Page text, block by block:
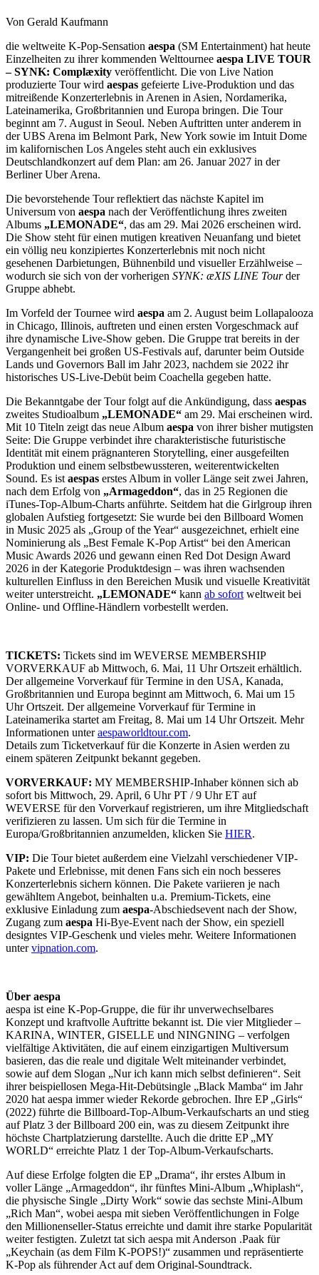
Von Gerald Kaufmann
die weltweite K-Pop-Sensation aespa (SM Entertainment) hat heute
Einzelheiten zu ihrer kommenden Welttournee aespa LIVE TOUR
– SYNK: Complæxity veröffentlicht. Die von Live Nation
produzierte Tour wird aespas gefeierte Live-Produktion und das
mitreißende Konzerterlebnis in Arenen in Asien, Nordamerika,
Lateinamerika, Großbritannien und Europa bringen. Die Tour
beginnt am 7. August in Seoul. Neben Auftritten unter anderem in
der UBS Arena im Belmont Park, New York sowie im Intuit Dome
im kalifornischen Los Angeles steht auch ein exklusives
Deutschlandkonzert auf dem Plan: am 26. Januar 2027 in der
Berliner Uber Arena.
Die bevorstehende Tour reflektiert das nächste Kapitel im
Universum von aespa nach der Veröffentlichung ihres zweiten
Albums „LEMONADE“, das am 29. Mai 2026 erscheinen wird.
Die Show steht für einen mutigen kreativen Neuanfang und bietet
ein völlig neu konzipiertes Konzerterlebnis mit noch nicht
gesehenen Darbietungen, Bühnenbild und visueller Erzählweise –
wodurch sie sich von der vorherigen SYNK: æXIS LINE Tourder
Gruppe abhebt.
Im Vorfeld der Tournee wird aespa am 2. August beim Lollapalooza
in Chicago, Illinois, auftreten und einen ersten Vorgeschmack auf
ihre dynamische Live-Show geben. Die Gruppe trat bereits in der
Vergangenheit bei großen US-Festivals auf, darunter beim Outside
Lands und Governors Ball im Jahr 2023, nachdem sie 2022 ihr
historisches US-Live-Debüt beim Coachella gegeben hatte.
Die Bekanntgabe der Tour folgt auf die Ankündigung, dass aespas
zweites Studioalbum „LEMONADE“ am 29. Mai erscheinen wird.
Mit 10 Titeln zeigt das neue Album aespa von ihrer bisher mutigsten
Seite: Die Gruppe verbindet ihre charakteristische futuristische
Identität mit einem prägnanteren Storytelling, einer ausgefeilten
Produktion und einem selbstbewussteren, weiterentwickelten
Sound. Es ist aespas erstes Album in voller Länge seit zwei Jahren,
nach dem Erfolg von „Armageddon“, das in 25 Regionen die
iTunes-Top-Album-Charts anführte. Seitdem hat die Girlgroup ihren
globalen Aufstieg fortgesetzt: Sie wurde bei den Billboard Women
in Music 2025 als „Group of the Year“ ausgezeichnet, erhielt eine
Nominierung als „Best Female K-Pop Artist“ bei den American
Music Awards 2026 und gewann einen Red Dot Design Award
2026 in der Kategorie Produktdesign – was ihren wachsenden
kulturellen Einfluss in den Bereichen Musik und visuelle Kreativität
weiter unterstreicht. „LEMONADE“ kann ab sofort weltweit bei
Online- und Offline-Händlern vorbestellt werden.
TICKETS: Tickets sind im WEVERSE MEMBERSHIP
VORVERKAUF ab Mittwoch, 6. Mai, 11 Uhr Ortszeit erhältlich.
Der allgemeine Vorverkauf für Termine in den USA, Kanada,
Großbritannien und Europa beginnt am Mittwoch, 6. Mai um 15
Uhr Ortszeit. Der allgemeine Vorverkauf für Termine in
Lateinamerika startet am Freitag, 8. Mai um 14 Uhr Ortszeit. Mehr
Informationen unteraespaworldtour.com.
Details zum Ticketverkauf für die Konzerte in Asien werden zu
einem späteren Zeitpunkt bekannt gegeben.
VORVERKAUF: MY MEMBERSHIP-Inhaber können sich ab
sofort bis Mittwoch, 29. April, 6 Uhr PT / 9 Uhr ET auf
WEVERSE für den Vorverkauf registrieren, um ihre Mitgliedschaft
verifizieren zu lassen. Um sich für die Termine in
Europa/Großbritannien anzumelden, klicken Sie HIER.
VIP: Die Tour bietet außerdem eine Vielzahl verschiedener VIP-
Pakete und Erlebnisse, mit denen Fans sich ein noch besseres
Konzerterlebnis sichern können. Die Pakete variieren je nach
gewähltem Angebot, beinhalten u.a. Premium-Tickets, eine
exklusive Einladung zum aespa-Abschiedsevent nach der Show,
Zugang zum aespa Hi-Bye-Event nach der Show, ein speziell
designtes VIP-Geschenk und vieles mehr. Weitere Informationen
untervipnation.com.
Über aespa
aespa ist eine K-Pop-Gruppe, die für ihr unverwechselbares
Konzept und kraftvolle Auftritte bekannt ist. Die vier Mitglieder –
KARINA, WINTER, GISELLE und NINGNING – verfolgen
vielfältige Aktivitäten, die auf einem einzigartigen Multiversum
basieren, das die reale und digitale Welt miteinander verbindet,
sowie auf dem Slogan „Nur ich kann mich selbst definieren“. Seit
ihrer beispiellosen Mega-Hit-Debütsingle „Black Mamba“ im Jahr
2020 hat aespa immer wieder Rekorde gebrochen. Ihre EP „Girls“
(2022) führte die Billboard-Top-Album-Verkaufscharts an und stieg
auf Platz 3 der Billboard 200 ein, was zu diesem Zeitpunkt ihre
höchste Chartplatzierung darstellte. Auch die dritte EP „MY
WORLD“ erreichte Platz 1 der Top-Album-Verkaufscharts.
Auf diese Erfolge folgten die EP „Drama“, ihr erstes Album in
voller Länge „Armageddon“, ihr fünftes Mini-Album „Whiplash“,
die physische Single „Dirty Work“ sowie das sechste Mini-Album
„Rich Man“, wobei aespa mit sieben Veröffentlichungen in Folge
den Millionenseller-Status erreichte und damit ihre starke Popularität
weiter festigten. Zuletzt tat sich aespa mit Anderson .Paak für
„Keychain (as dem Film K-POPS!)“ zusammen und repräsentierte
K-Pop als führender Act auf dem Original-Soundtrack.